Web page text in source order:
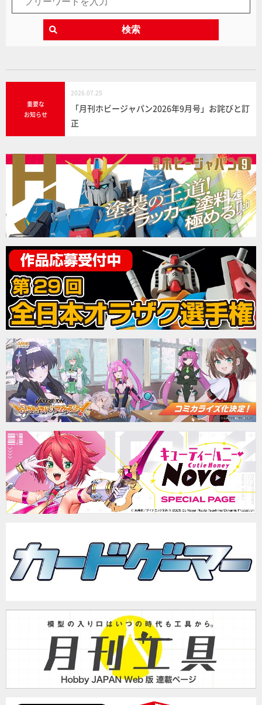
検索
重要な
お知らせ
2026.07.25
「月刊ホビージャパン2026年9月号」お詫びと訂
正